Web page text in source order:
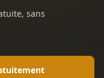
sans